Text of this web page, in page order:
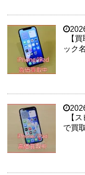
【
ック
【
で買